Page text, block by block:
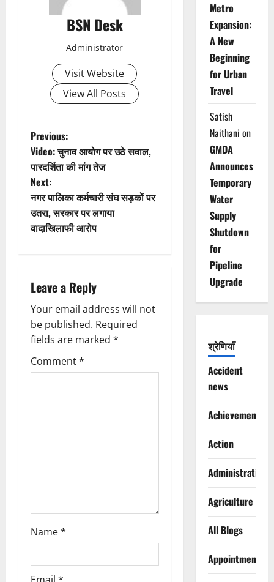
BSN Desk
Administrator
Visit Website
View All Posts
P
o
s
t
v
i
g
a
Previous:
Video: चुनाव आयोग पर उठे सवाल,
पारदर्शिता की मांग तेज
Next:
नगर पालिका कर्मचारी संघ सड़कों पर
उतरा, सरकार पर लगाया
वादाखिलाफी आरोप
Leave a Reply
Your email address will not
be published. Required
fields are marked *
Comment*
Name*
Metro
Expansion:
A New
Beginning
for Urban
Travel
Satish
Naithani on
GMDA
Announces
Temporary
Water
Supply
Shutdown
for
Pipeline
Upgrade
श्रेणियाँ
Accident
news
Achievements
Action
Administration
Agriculture
All Blogs
Appointments